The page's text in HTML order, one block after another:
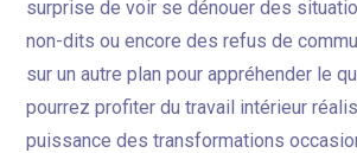
surprise de voir se dénouer des
non-dits ou encore des refus de
sur un autre plan pour appréhender le
pourrez profiter du travail intérieur
puissance des transformations